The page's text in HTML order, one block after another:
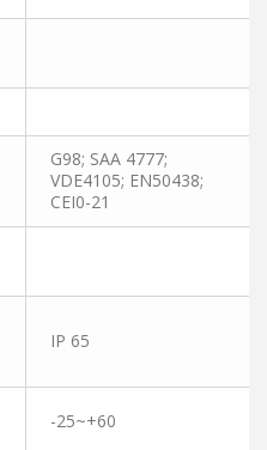
G98; SAA 4777;
VDE4105; EN50438;
CEI0-21
IP 65
-25~+60